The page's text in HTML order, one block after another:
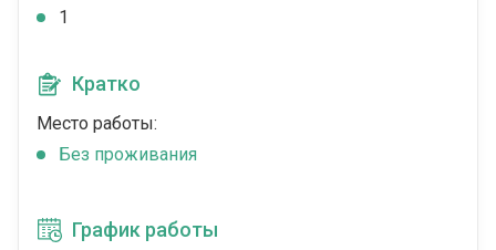
1
Кратко
Место работы:
Без проживания
График работы